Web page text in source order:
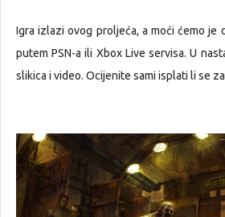
Igra izlazi ovog proljeća, a moći ćemo je
putem PSN-a ili Xbox Live servisa. U
slikica i video. Ocijenite sami isplati li se